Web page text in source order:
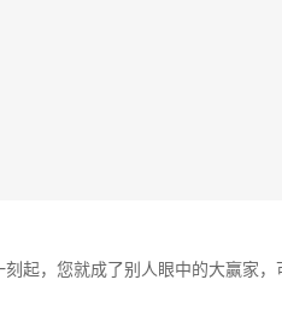
起，您就成了别人眼中的大赢家，